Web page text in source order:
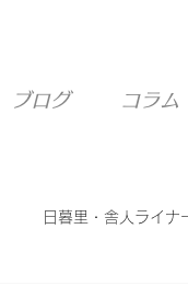
ブログ コラム
日暮里・舎人ライナ